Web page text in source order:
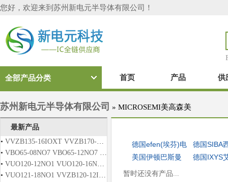
您好，欢迎来到苏州新电元半导体有限公司！
全部产品分类 首页 产品 供
苏州新电元半导体有限公司 » MICROSEMI美高森美
最新产品
• VVZB135-16IOXT VVZB170-16IOXT
• VBO65-08NO7 VBO65-12NO7 VBO65-14NO7 VBO65-16NO7 VBO65-18NO7
• VUO120-12NO1 VUO120-16NO1 VUO120-12NO2T VUO120-16NO2T
• VUO121-18NO1 VVZB120-12IO1 VVZB120-12IO2 VVZB120-16IOX
德国efen(埃芬)电
器熔断器
德国SIBA
断器
美国伊顿巴斯曼
熔断器
德国IXYS
暂时还没有产品...